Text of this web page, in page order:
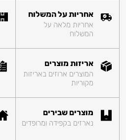
אחריות על המשלוח
אחריות מלאה על
המשלוח
אריזות מוצרים
המוצרים ארוזים באריזות
מקוריות
מוצרים שבירים
נארזים בקפידה ומרופדים